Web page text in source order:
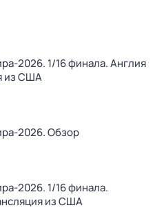
2026. 1/16 финала. Англия
из США
2026. Обзор
2026. 1/16 финала.
из США